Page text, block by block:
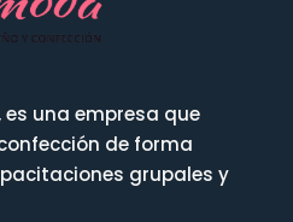
es una empresa que
de forma
grupales y